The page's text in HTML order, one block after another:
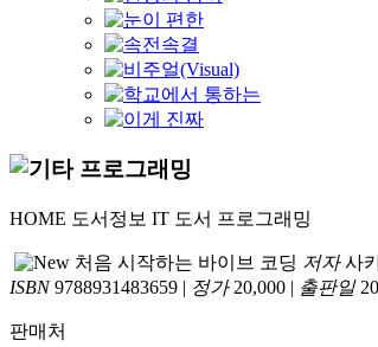
HOME 도서정보 IT 도서 프로그래밍
처음 시작하는 바이브 코딩 저자사
ISBN9788931483659 | 정가20,000 | 출판일
판매처